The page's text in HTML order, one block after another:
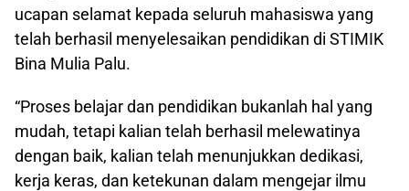
ucapan selamat kepada seluruh mahasiswa yang
telah berhasil menyelesaikan pendidikan di STIMIK
Bina Mulia Palu.
“Proses belajar dan pendidikan bukanlah hal yang
mudah, tetapi kalian telah berhasil melewatinya
dengan baik, kalian telah menunjukkan dedikasi,
kerja keras, dan ketekunan dalam mengejar ilmu